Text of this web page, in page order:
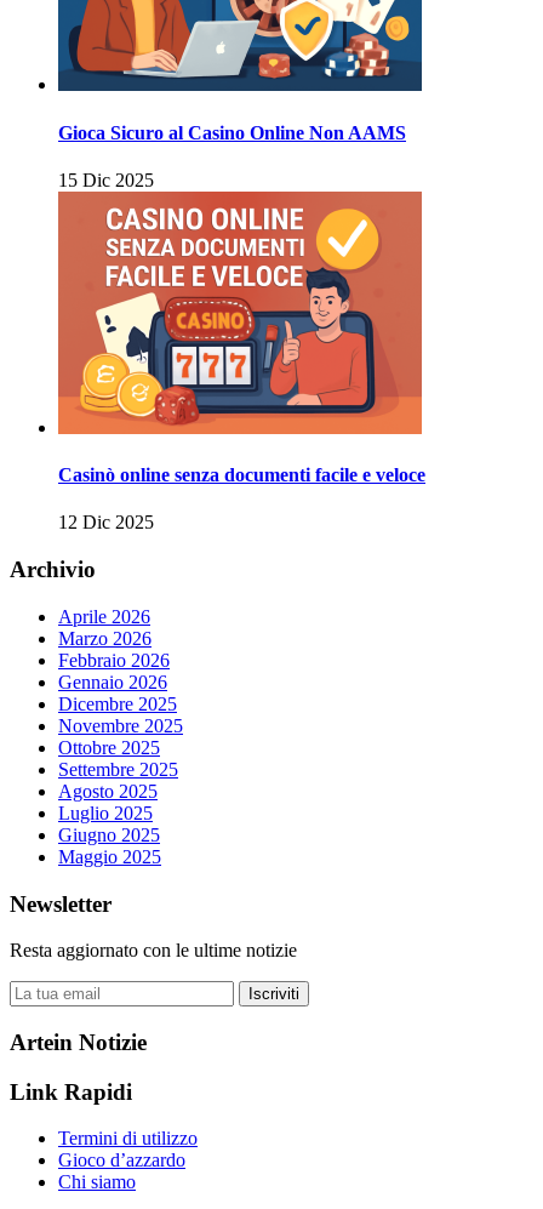
Gioca Sicuro al Casino Online Non AAMS
15 Dic 2025
Casinò online senza documenti facile e veloce
12 Dic 2025
Archivio
Aprile 2026
Marzo 2026
Febbraio 2026
Gennaio 2026
Dicembre 2025
Novembre 2025
Ottobre 2025
Settembre 2025
Agosto 2025
Luglio 2025
Giugno 2025
Maggio 2025
Newsletter
Resta aggiornato con le ultime notizie
Iscriviti
Artein Notizie
Link Rapidi
Termini di utilizzo
Gioco d’azzardo
Chi siamo